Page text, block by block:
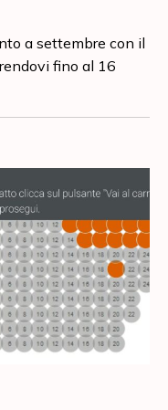
a settembre con il
fino al 16